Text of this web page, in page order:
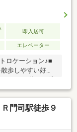
即入居可
エレベーター
ロケーション♪■
歩しやすい好立
生活便利なマンシ
ションから観賞で
ロ東本町1丁目』
徒歩13分)●早鞆
門司駅徒歩９